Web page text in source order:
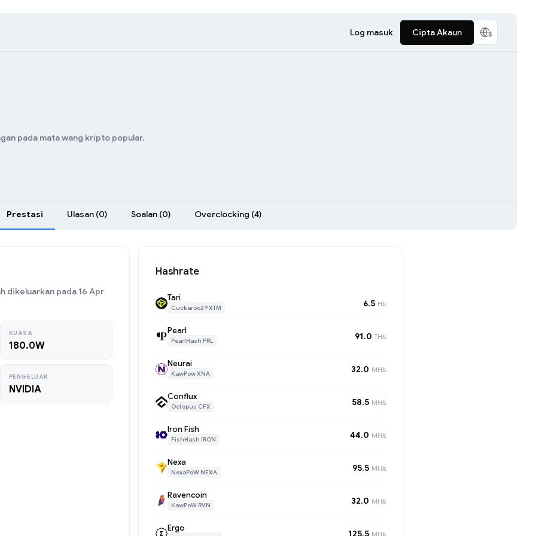
Log masuk Cipta Akaun
pada mata wang kripto popular.
Prestasi Ulasan (0) Soalan (0) Overclocking (4)
dikeluarkan pada 16 Apr
KUASA
180.0W
PENGELUAR
NVIDIA
Hashrate
Tari
Cuckaroo29 XTM 6.5 H/s
Pearl
PearlHash PRL 91.0 TH/s
Neurai
KawPow XNA 32.0 MH/s
Conflux
Octopus CFX 58.5 MH/s
Iron Fish
FishHash IRON 44.0 MH/s
Nexa
NexaPoW NEXA 95.5 MH/s
Ravencoin
KawPoW RVN 32.0 MH/s
Ergo 125.5 MH/s